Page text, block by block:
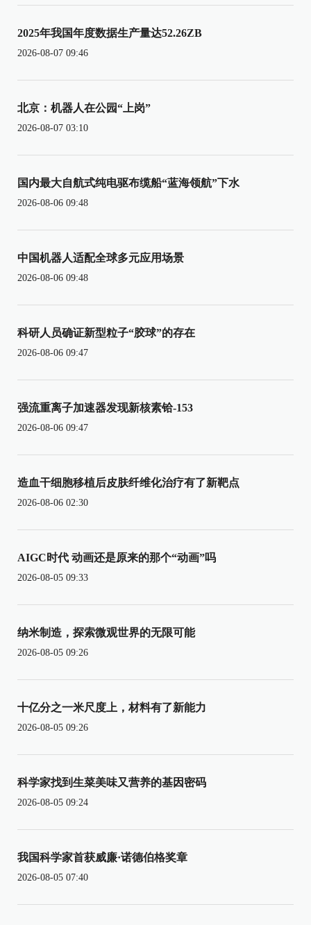
2025年我国年度数据生产量达52.26ZB
2026-08-07 09:46
北京：机器人在公园“上岗”
2026-08-07 03:10
国内最大自航式纯电驱布缆船“蓝海领航”下水
2026-08-06 09:48
中国机器人适配全球多元应用场景
2026-08-06 09:48
科研人员确证新型粒子“胶球”的存在
2026-08-06 09:47
强流重离子加速器发现新核素铪-153
2026-08-06 09:47
造血干细胞移植后皮肤纤维化治疗有了新靶点
2026-08-06 02:30
AIGC时代 动画还是原来的那个“动画”吗
2026-08-05 09:33
纳米制造，探索微观世界的无限可能
2026-08-05 09:26
十亿分之一米尺度上，材料有了新能力
2026-08-05 09:26
科学家找到生菜美味又营养的基因密码
2026-08-05 09:24
我国科学家首获威廉·诺德伯格奖章
2026-08-05 07:40